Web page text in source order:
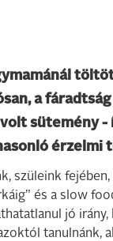
a
sütemény -
szüleink
és a slow
jó
tanulnánk,